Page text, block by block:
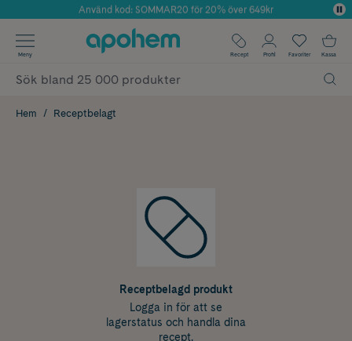
Årets Butik 2025 inom Skönhet
Använd kod: SOMMAR20 för 20% över 649kr
✓ Fri frakt
✓ Poäng på alla köp*
Meny Recept Profil Favoriter Kassa
Hem Receptbelagt
Receptbelagd produkt
Logga in för att se
lagerstatus och handla dina
recept.